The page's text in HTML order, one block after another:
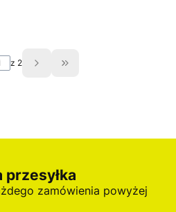
z 2 Przejdź do ostatniej
zamówienia powyżej